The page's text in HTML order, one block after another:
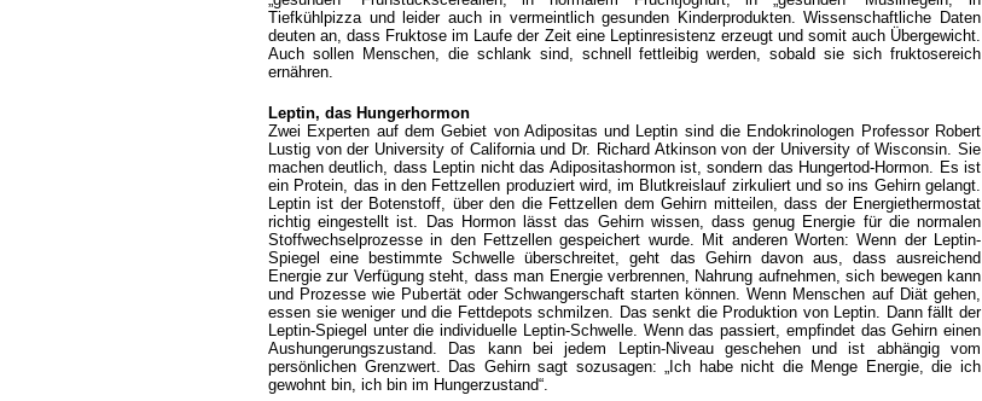
Tiefkühlpizza und leider auch in vermeintlich gesunden Kinderprodukten. Wissenschaftliche Daten
deuten an, dass Fruktose im Laufe der Zeit eine Leptinresistenz erzeugt und somit auch Übergewicht.
Auch sollen Menschen, die schlank sind, schnell fettleibig werden, sobald sie sich fruktosereich
ernähren.
Leptin, das Hungerhormon
Zwei Experten auf dem Gebiet von Adipositas und Leptin sind die Endokrinologen Professor Robert
Lustig von der University of California und Dr. Richard Atkinson von der University of Wisconsin. Sie
machen deutlich, dass Leptin nicht das Adipositashormon ist, sondern das Hungertod-Hormon. Es ist
ein Protein, das in den Fettzellen produziert wird, im Blutkreislauf zirkuliert und so ins Gehirn gelangt.
Leptin ist der Botenstoff, über den die Fettzellen dem Gehirn mitteilen, dass der Energiethermostat
richtig eingestellt ist. Das Hormon lässt das Gehirn wissen, dass genug Energie für die normalen
Stoffwechselprozesse in den Fettzellen gespeichert wurde. Mit anderen Worten: Wenn der Leptin-
Spiegel eine bestimmte Schwelle überschreitet, geht das Gehirn davon aus, dass ausreichend
Energie zur Verfügung steht, dass man Energie verbrennen, Nahrung aufnehmen, sich bewegen kann
und Prozesse wie Pubertät oder Schwangerschaft starten können. Wenn Menschen auf Diät gehen,
essen sie weniger und die Fettdepots schmilzen. Das senkt die Produktion von Leptin. Dann fällt der
Leptin-Spiegel unter die individuelle Leptin-Schwelle. Wenn das passiert, empfindet das Gehirn einen
Aushungerungszustand. Das kann bei jedem Leptin-Niveau geschehen und ist abhängig vom
persönlichen Grenzwert. Das Gehirn sagt sozusagen: „Ich habe nicht die Menge Energie, die ich
gewohnt bin, ich bin im Hungerzustand“.